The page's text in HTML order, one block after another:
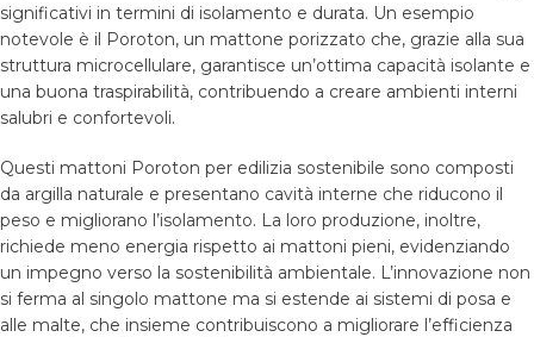
significativi in termini di isolamento e durata. Un esempio
notevole è il Poroton, un mattone porizzato che, grazie alla sua
struttura microcellulare, garantisce un’ottima capacità isolante e
una buona traspirabilità, contribuendo a creare ambienti interni
salubri e confortevoli.
Questi mattoni Poroton per edilizia sostenibile sono composti
da argilla naturale e presentano cavità interne che riducono il
peso e migliorano l’isolamento. La loro produzione, inoltre,
richiede meno energia rispetto ai mattoni pieni, evidenziando
un impegno verso la sostenibilità ambientale. L’innovazione non
si ferma al singolo mattone ma si estende ai sistemi di posa e
alle malte, che insieme contribuiscono a migliorare l’efficienza